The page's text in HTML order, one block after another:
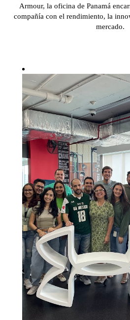
Armour, la oficina de Panamá
compañía con el rendimiento, la
mercado.